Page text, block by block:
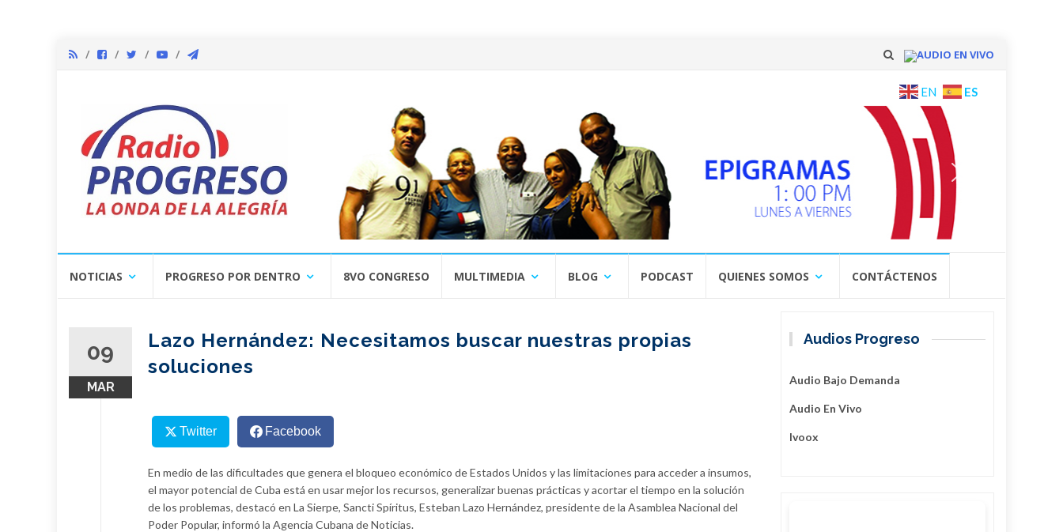
AUDIO EN VIVO
Skip
content
EN ES
NOTICIAS PROGRESO POR DENTRO 8VO CONGRESO MULTIMEDIA BLOG PODCAST QUIENES SOMOS CONTÁCTENOS
09
MAR
Lazo Hernández: Necesitamos buscar nuestras propias
soluciones
Twitter Facebook
En medio de las dificultades que genera el bloqueo económico de Estados Unidos y las limitaciones para acceder a insumos,
el mayor potencial de Cuba está en usar mejor los recursos, generalizar buenas prácticas y acortar el tiempo en la solución
de los problemas, destacó en La Sierpe, Sancti Spíritus, Esteban Lazo Hernández, presidente de la Asamblea Nacional del
Poder Popular, informó la Agencia Cubana de Noticias.
Audios Progreso
Audio Bajo Demanda
Audio En Vivo
Ivoox